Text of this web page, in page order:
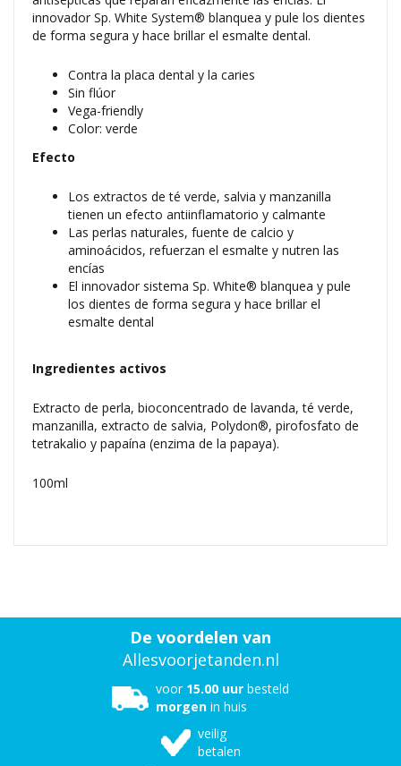
innovador Sp. White System® blanquea y pule los dientes
de forma segura y hace brillar el esmalte dental.
Contra la placa dental y la caries
Sin flúor
Vega-friendly
Color: verde
Efecto
Los extractos de té verde, salvia y manzanilla
tienen un efecto antiinflamatorio y calmante
Las perlas naturales, fuente de calcio y
aminoácidos, refuerzan el esmalte y nutren las
encías
El innovador sistema Sp. White® blanquea y pule
los dientes de forma segura y hace brillar el
esmalte dental
Ingredientes activos
Extracto de perla, bioconcentrado de lavanda, té verde,
manzanilla, extracto de salvia, Polydon®, pirofosfato de
tetrakalio y papaína (enzima de la papaya).
100ml
De voordelen van
Allesvoorjetanden.nl
voor 15.00 uur besteld
morgen in huis
veilig
betalen